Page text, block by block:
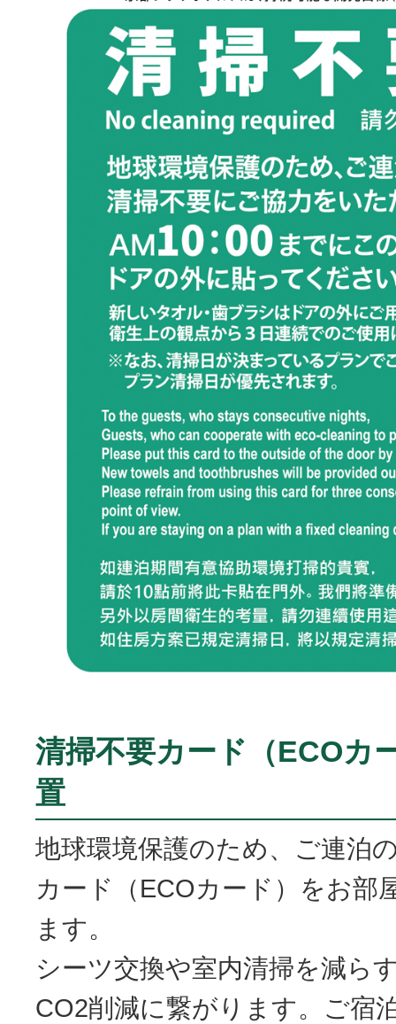
清掃不要カード（ECOカ
置
地球環境保護のため、ご連泊
カード（ECOカード）をお部
ます。
シーツ交換や室内清掃を減ら
CO2削減に繋がります。ご宿